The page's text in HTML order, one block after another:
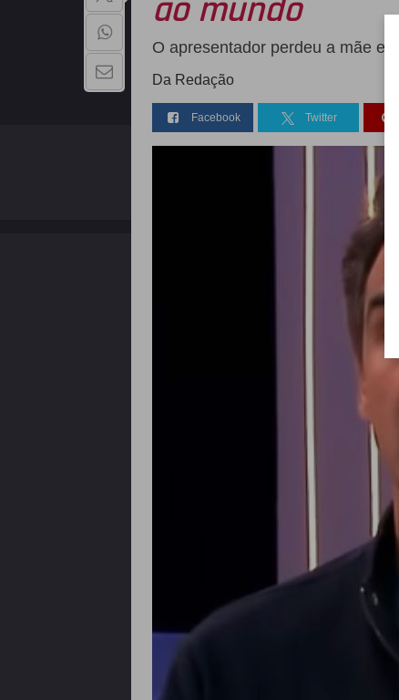
ao mundo
O apresentador perdeu a mãe e
Da Redação
Facebook Twitter
QUEM SOMOS
Copyright - 2026 | Todos os direitos reservados